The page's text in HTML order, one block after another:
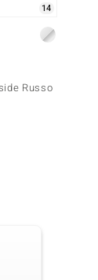
14
Russo